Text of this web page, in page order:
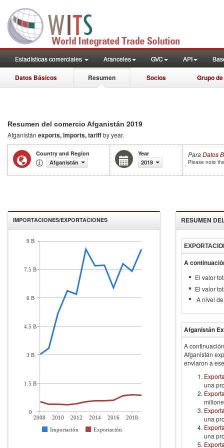
Estadísticas comerciales Aranceles GVC API
Datos Básicos Resumen Socios Grupo
Resumen del comercio Afganistán 2019
Afganistán exports, imports, tariffby year.
Country and Region
Afganistán
Year
2019
ParaDatos
Please note
IMPORTACIONES/EXPORTACIONES
2008 2010 2012 2014 2016
2018
Importación
Exportación
9 B
7.5 B
6 B
4.5 B
3 B
1.5 B
0
RESUMEN
A
El valor
El valor
A nivel
Afganistán
A
Afganistán
enviaron a
una
una
una